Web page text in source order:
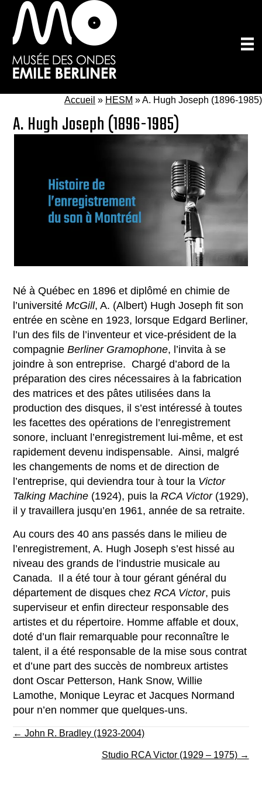
Passer
au
contenu
principal
Accueil » HESM »A. Hugh Joseph (1896-1985)
A. Hugh Joseph (1896-1985)
Né à Québec en 1896 et diplômé en chimie de
l’universitéMcGill, A. (Albert) Hugh Joseph fit son
entrée en scène en 1923, lorsque Edgard Berliner,
l’un des fils de l’inventeur et vice-président de la
compagnieBerliner Gramophone, l’invita à se
joindre à son entreprise. Chargé d’abord de la
préparation des cires nécessaires à la fabrication
des matrices et des pâtes utilisées dans la
production des disques, il s’est intéressé à toutes
les facettes des opérations de l’enregistrement
sonore, incluant l’enregistrement lui-même, et est
rapidement devenu indispensable. Ainsi, malgré
les changements de noms et de direction de
l’entreprise, qui deviendra tour à tour la Victor
Talking Machine (1924), puis laRCA Victor(1929),
il y travaillera jusqu’en 1961, année de sa retraite.
Au cours des 40 ans passés dans le milieu de
l’enregistrement, A. Hugh Joseph s’est hissé au
niveau des grands de l’industrie musicale au
Canada. Il a été tour à tour gérant général du
département de disques chezRCA Victor, puis
superviseur et enfin directeur responsable des
artistes et du répertoire. Homme affable et doux,
doté d’un flair remarquable pour reconnaître le
talent, il a été responsable de la mise sous contrat
et d’une part des succès de nombreux artistes
dont Oscar Petterson, Hank Snow, Willie
Lamothe, Monique Leyrac et Jacques Normand
pour n’en nommer que quelques-uns.
Posts
← John R. Bradley (1923-2004)
Studio RCA Victor (1929 – 1975) →